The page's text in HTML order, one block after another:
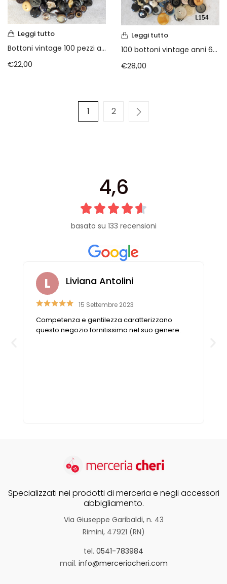
Leggi tutto
Bottoni vintage 100 pezzi anni 60 70 80
€22,00
Leggi tutto
100 bottoni vintage anni 60 70 80
€28,00
1 2
4,6
basato su 133 recensioni
Liviana Antolini
15 Settembre 2023
Competenza e gentilezza caratterizzano
questo negozio fornitissimo nel suo genere.
Specializzati nei prodotti di merceria e negli accessori
abbigliamento.
Via Giuseppe Garibaldi, n. 43
Rimini, 47921 (RN)
tel. 0541-783984
mail. info@merceriacheri.com